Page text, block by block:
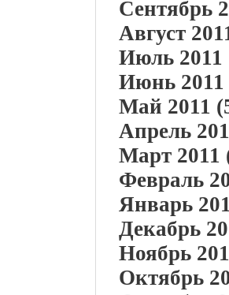
Сентябрь
Август
Июль 2011
Июнь 2011
Май 2011
Апрель
Март 2011
Февраль
Январь
Декабрь
Ноябрь
Октябрь